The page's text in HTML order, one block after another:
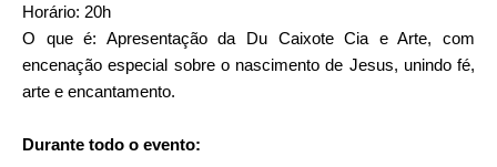
Horário: 20h
O que é: Apresentação da Du Caixote Cia e Arte, com
encenação especial sobre o nascimento de Jesus, unindo fé,
arte e encantamento.
Durante todo o evento: